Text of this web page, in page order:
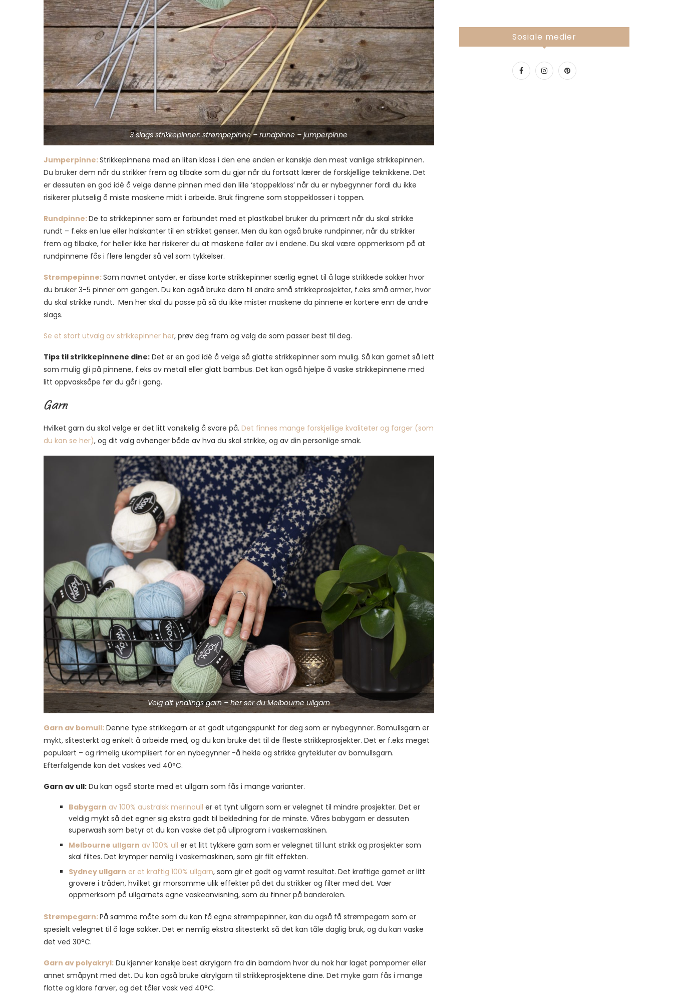
3 slags strikkepinner: strømpepinne – rundpinne – jumperpinne
Jumperpinne:Strikkepinnene med en liten kloss i den ene enden er kanskje den mest vanlige strikkepinnen.
Du bruker dem når du strikker frem og tilbake som du gjør når du fortsatt lærer de forskjellige teknikkene. Det
er dessuten en god idé å velge denne pinnen med den lille ‘stoppekloss’ når du er nybegynner fordi du ikke
risikerer plutselig å miste maskene midt i arbeide. Bruk fingrene som stoppeklosser i toppen.
Rundpinne:De to strikkepinner som er forbundet med et plastkabel bruker du primært når du skal strikke
rundt – f.eks en lue eller halskanter til en strikket genser. Men du kan også bruke rundpinner, når du strikker
frem og tilbake, for heller ikke her risikerer du at maskene faller av i endene. Du skal være oppmerksom på at
rundpinnene fås i flere lengder så vel som tykkelser.
Strømpepinne:Som navnet antyder, er disse korte strikkepinner særlig egnet til å lage strikkede sokker hvor
du bruker 3-5 pinner om gangen. Du kan også bruke dem til andre små strikkeprosjekter, f.eks små armer, hvor
du skal strikke rundt. Men her skal du passe på så du ikke mister maskene da pinnene er kortere enn de andre
slags.
Se et stort utvalg av strikkepinner her, prøv deg frem og velg de som passer best til deg.
Tips til strikkepinnene dine: Det er en god idé å velge så glatte strikkepinner som mulig. Så kan garnet så lett
som mulig gli på pinnene, f.eks av metall eller glatt bambus. Det kan også hjelpe å vaske strikkepinnene med
litt oppvasksåpe før du går i gang.
Garn
Hvilket garn du skal velge er det litt vanskelig å svare på. Det finnes mange forskjellige kvaliteter og farger (som
du kan se her), og dit valg avhenger både av hva du skal strikke, og av din personlige smak.
Velg dit yndlings garn – her ser du Melbourne ullgarn
Garn av bomull: Denne type strikkegarn er et godt utgangspunkt for deg som er nybegynner. Bomullsgarn er
mykt, slitesterkt og enkelt å arbeide med, og du kan bruke det til de fleste strikkeprosjekter. Det er f.eks meget
populært – og rimelig ukomplisert for en nybegynner -å hekle og strikke grytekluter av bomullsgarn.
Efterfølgende kan det vaskes ved 40°C.
Garn av ull: Du kan også starte med et ullgarn som fås i mange varianter.
Babygarn av 100% australsk merinoull er et tynt ullgarn som er velegnet til mindre prosjekter. Det er
veldig mykt så det egner sig ekstra godt til bekledning for de minste. Våres babygarn er dessuten
superwash som betyr at du kan vaske det på ullprogram i vaskemaskinen.
Melbourne ullgarn av 100% ull er et litt tykkere garn som er velegnet til lunt strikk og prosjekter som
skal filtes. Det krymper nemlig i vaskemaskinen, som gir filt effekten.
Sydney ullgarn er et kraftig 100% ullgarn, som gir et godt og varmt resultat. Det kraftige garnet er litt
grovere i tråden, hvilket gir morsomme ulik effekter på det du strikker og filter med det. Vær
oppmerksom på ullgarnets egne vaskeanvisning, som du finner på banderolen.
Strømpegarn:På samme måte som du kan få egne strømpepinner, kan du også få strømpegarn som er
spesielt velegnet til å lage sokker. Det er nemlig ekstra slitesterkt så det kan tåle daglig bruk, og du kan vaske
det ved 30°C.
Garn av polyakryl: Du kjenner kanskje best akrylgarn fra din barndom hvor du nok har laget pompomer eller
annet småpynt med det. Du kan også bruke akrylgarn til strikkeprosjektene dine. Det myke garn fås i mange
flotte og klare farver, og det tåler vask ved 40°C.
Sosiale medier